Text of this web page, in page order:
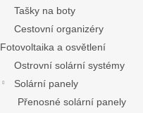
Tašky na boty
Cestovní organizéry
Fotovoltaika a osvětlení
Ostrovní solární systémy
Solární panely
Přenosné solární panely